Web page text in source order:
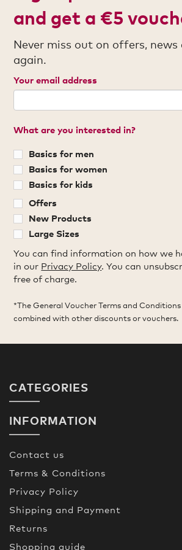
and get a €5
Never miss out on offers, news
again.
Your email address
What are you interested in?
Basics for men
Basics for women
Basics for kids
Offers
New Products
Large Sizes
You can find information on how we
in our Privacy Policy. You can
free of charge.
*The General Voucher Terms and
combined with other discounts or vouchers.
CATEGORIES
INFORMATION
Contact us
Terms & Conditions
Privacy Policy
Shipping and Payment
Returns
Shopping guide